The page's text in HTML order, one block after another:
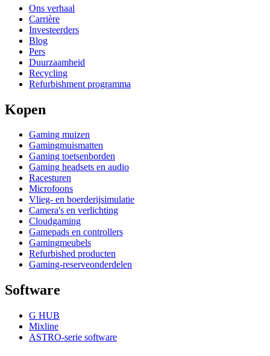
Ons verhaal
Carrière
Investeerders
Blog
Pers
Duurzaamheid
Recycling
Refurbishment programma
Kopen
Gaming muizen
Gamingmuismatten
Gaming toetsenborden
Gaming headsets en audio
Racesturen
Microfoons
Vlieg- en boerderijsimulatie
Camera's en verlichting
Cloudgaming
Gamepads en controllers
Gamingmeubels
Refurbished producten
Gaming-reserveonderdelen
Software
G HUB
Mixline
ASTRO-serie software